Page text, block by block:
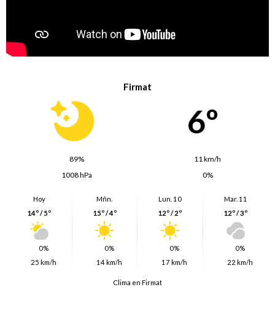
Firmat
6º
89%
11 km/h
1008 hPa
0%
Hoy
14º / 5º
0%
25 km/h
Mñn.
15º / 4º
0%
14 km/h
Lun. 10
12º / 2º
0%
17 km/h
Mar. 11
12º / 3º
0%
22 km/h
Clima en Firmat